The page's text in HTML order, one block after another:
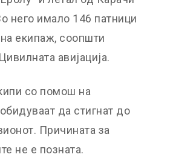
него имало 146 патници
екипаж, соопшти
авијација.
со помош на
да стигнат до
Причината за
не е позната.